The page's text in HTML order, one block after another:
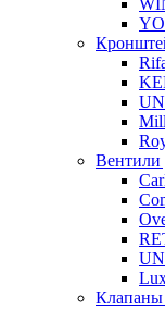
Вентили
Клапаны